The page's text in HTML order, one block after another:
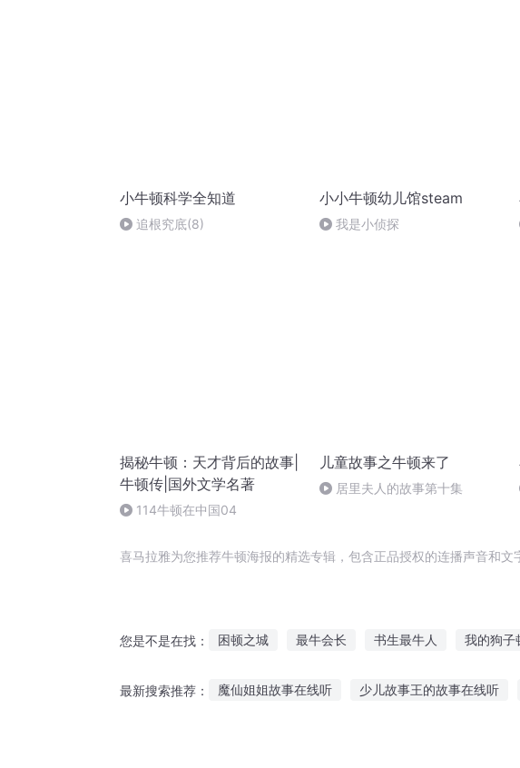
小牛顿科学全知道
追根究底(8)
小小牛顿幼儿馆steam
我是小侦探
揭秘牛顿：天才背后的故事|
牛顿传|国外文学名著
114牛顿在中国04
儿童故事之牛顿来了
居里夫人的故事第十集
喜马拉雅为您推荐牛顿海报的精选专辑，包含正品授权的连播声音和
您是不是在找： 困顿之城 最牛会长 书生最牛人 我的狗子
最新搜索推荐： 魔仙姐姐故事在线听 少儿故事王的故事在线听